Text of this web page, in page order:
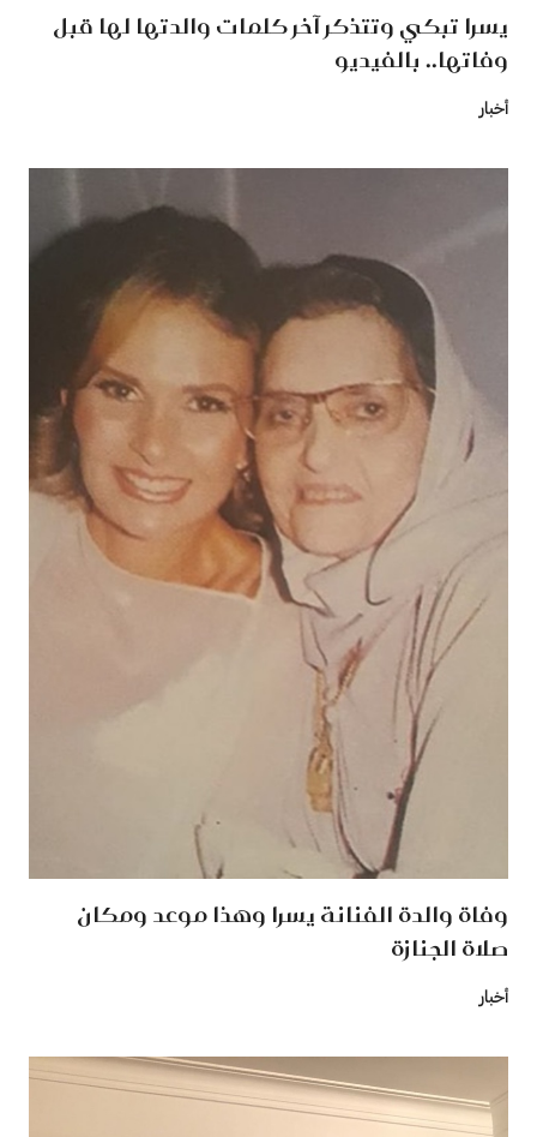
يسرا تبكي وتتذكر آخر كلمات والدتها لها قبل
وفاتها.. بالفيديو
أخبار
وفاة والدة الفنانة يسرا وهذا موعد ومكان
صلاة الجنازة
أخبار